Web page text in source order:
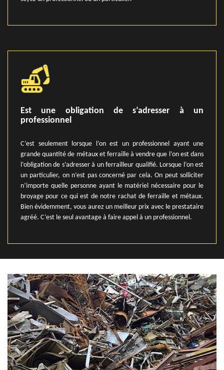
Est une obligation de s’adresser à un
professionnel
C’est seulement lorsque l’on est un professionnel ayant une
grande quantité de métaux et ferraille à vendre que l’on est dans
l’obligation de s’adresser à un ferrailleur qualifié. Lorsque l’on est
un particulier, on n’est pas concerné par cela. On peut solliciter
n’importe quelle personne ayant le matériel nécessaire pour le
broyage pour ce qui est de notre rachat de ferraille et métaux.
Bien évidemment, vous aurez un meilleur prix avec le prestataire
agréé. C’est le seul avantage à faire appel à un professionnel.